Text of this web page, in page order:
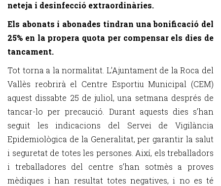
neteja i desinfecció extraordinàries.
Els abonats i abonades tindran una bonificació del
25% en la propera quota per compensar els dies de
tancament.
Tot torna a la normalitat. L’Ajuntament de la Roca del
Vallès reobrirà el Centre Esportiu Municipal (CEM)
aquest dissabte 25 de juliol, una setmana després de
tancar-lo per precaució. Durant aquests dies s’han
seguit les indicacions del Servei de Vigilància
Epidemiològica de la Generalitat, per garantir la salut
i seguretat de totes les persones. Així, els treballadors
i treballadores del centre s’han sotmès a proves
mèdiques i han resultat totes negatives, i no es té